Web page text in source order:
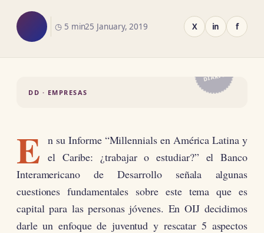
◷ 5 min25 January, 2019 X in f
DD · EMPRESAS
DIARIO
E n su Informe “Millennials en América Latina y
el Caribe: ¿trabajar o estudiar?” el Banco
Interamericano de Desarrollo señala algunas
cuestiones fundamentales sobre este tema que es
capital para las personas jóvenes. En OIJ decidimos
darle un enfoque de juventud y rescatar 5 aspectos